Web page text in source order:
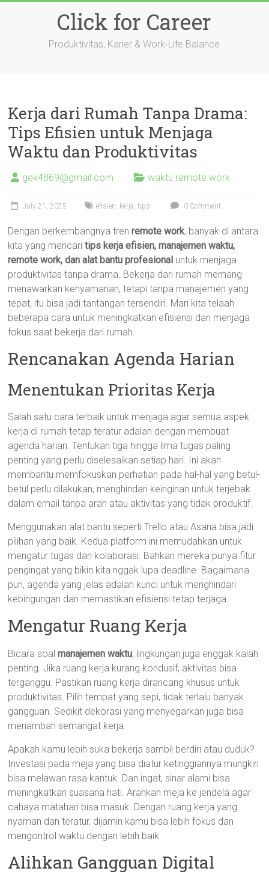
Click for Career
Produktivitas, Karier & Work-Life Balance
Kerja dari Rumah Tanpa Drama:
Tips Efisien untuk Menjaga
Waktu dan Produktivitas
gek4869@gmail.com waktu remote work
July 21, 2025 efisien, kerja,tips 0 Comment
Dengan berkembangnya trenremote work, banyak di antara
kita yang mencaritips kerja efisien, manajemen waktu,
remote work, dan alat bantu profesional untuk menjaga
produktivitas tanpa drama. Bekerja dari rumah memang
menawarkan kenyamanan, tetapi tanpa manajemen yang
tepat, itu bisa jadi tantangan tersendiri. Mari kita telaah
beberapa cara untuk meningkatkan efisiensi dan menjaga
fokus saat bekerja dari rumah.
Rencanakan Agenda Harian
Menentukan Prioritas Kerja
Salah satu cara terbaik untuk menjaga agar semua aspek
kerja di rumah tetap teratur adalah dengan membuat
agenda harian. Tentukan tiga hingga lima tugas paling
penting yang perlu diselesaikan setiap hari. Ini akan
membantu memfokuskan perhatian pada hal-hal yang betul-
betul perlu dilakukan, menghindari keinginan untuk terjebak
dalam email tanpa arah atau aktivitas yang tidak produktif.
Menggunakan alat bantu seperti Trello atau Asana bisa jadi
pilihan yang baik. Kedua platform ini memudahkan untuk
mengatur tugas dan kolaborasi. Bahkan mereka punya fitur
pengingat yang bikin kita nggak lupa deadline. Bagaimana
pun, agenda yang jelas adalah kunci untuk menghindari
kebingungan dan memastikan efisiensi tetap terjaga.
Mengatur Ruang Kerja
Bicara soalmanajemen waktu, lingkungan juga enggak kalah
penting. Jika ruang kerja kurang kondusif, aktivitas bisa
terganggu. Pastikan ruang kerja dirancang khusus untuk
produktivitas. Pilih tempat yang sepi, tidak terlalu banyak
gangguan. Sedikit dekorasi yang menyegarkan juga bisa
menambah semangat kerja.
Apakah kamu lebih suka bekerja sambil berdiri atau duduk?
Investasi pada meja yang bisa diatur ketinggiannya mungkin
bisa melawan rasa kantuk. Dan ingat, sinar alami bisa
meningkatkan suasana hati. Arahkan meja ke jendela agar
cahaya matahari bisa masuk. Dengan ruang kerja yang
nyaman dan teratur, dijamin kamu bisa lebih fokus dan
mengontrol waktu dengan lebih baik.
Alihkan Gangguan Digital